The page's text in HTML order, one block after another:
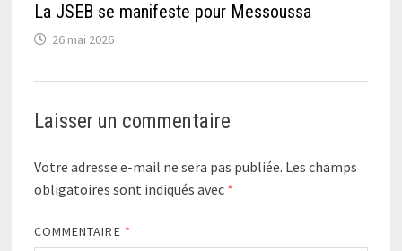
La JSEB se manifeste pour Messoussa
26 mai 2026
Laisser un commentaire
Votre adresse e-mail ne sera pas publiée. Les champs
obligatoires sont indiqués avec *
COMMENTAIRE *